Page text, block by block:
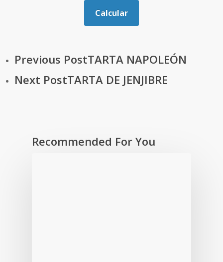
Previous PostTARTA NAPOLEÓN
Next PostTARTA DE JENJIBRE
Recommended For You